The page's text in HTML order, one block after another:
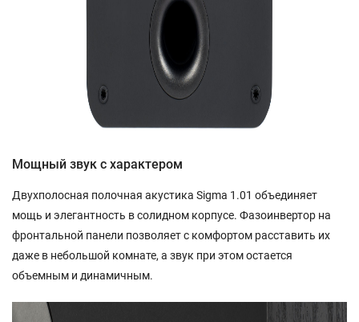
Мощный звук с характером
Двухполосная полочная акустика Sigma 1.01 объединяет
мощь и элегантность в солидном корпусе. Фазоинвертор на
фронтальной панели позволяет с комфортом расставить их
даже в небольшой комнате, а звук при этом остается
объемным и динамичным.